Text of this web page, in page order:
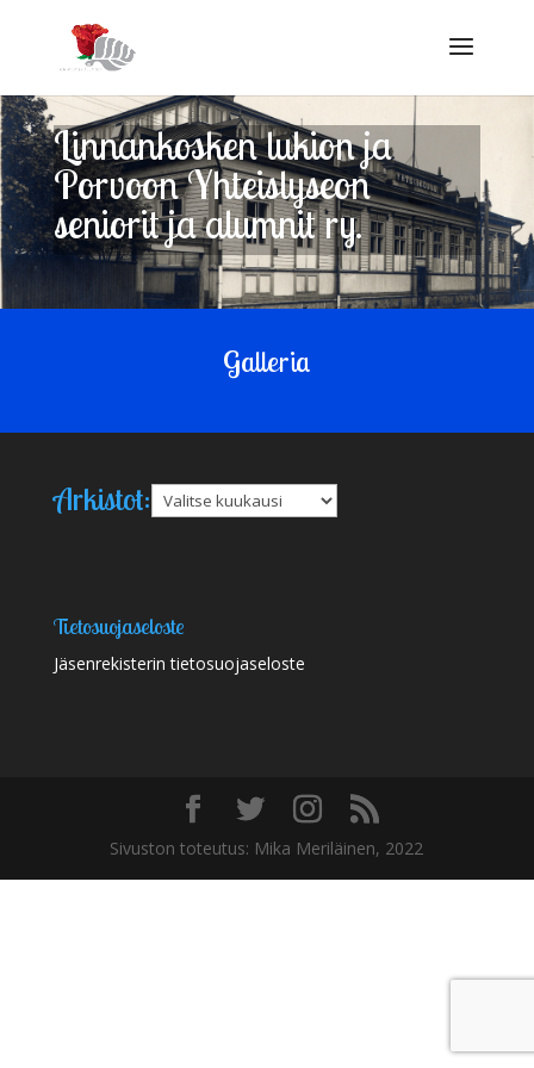
Linnankosken lukion ja
Porvoon Yhteislyseon
seniorit ja alumnit ry.
Galleria
Arkistot: Arkistot
Tietosuojaseloste
Jäsenrekisterin tietosuojaseloste
Sivuston toteutus: Mika Meriläinen, 2022